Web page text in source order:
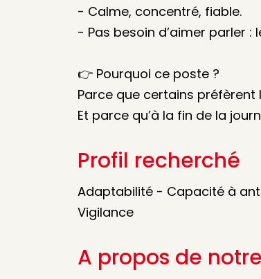
- Calme, concentré, fiable.
- Pas besoin d’aimer parler :
👉 Pourquoi ce poste ?
Parce que certains
Et parce qu’à la fin de la
Profil recherché
Adaptabilité - Capacité à
Vigilance
A propos de